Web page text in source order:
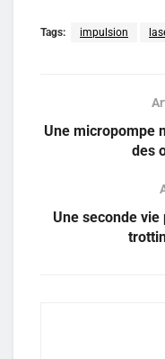
Tags: impulsion
Une micropompe
des
Une seconde